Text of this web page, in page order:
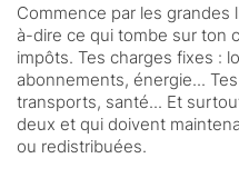
Commence par les
à-dire ce qui tombe sur ton
impôts. Tes charges fixes :
abonnements, énergie...
transports, santé... Et
deux et qui doivent
ou redistribuées.